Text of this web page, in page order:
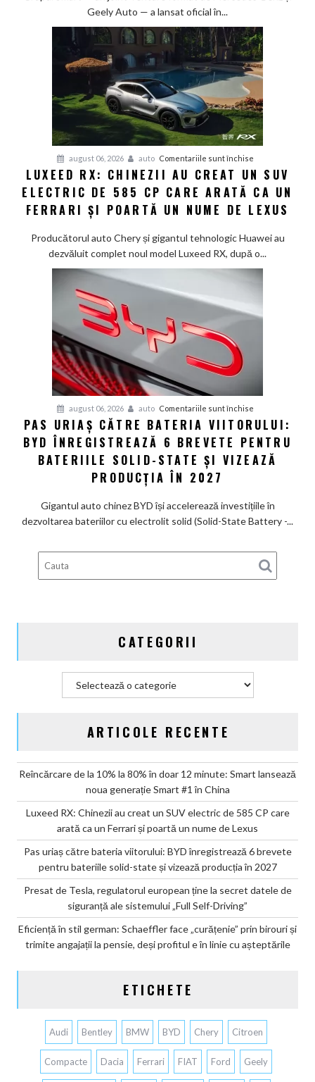
doar
12
minute:
lansează
noua
generație
Smart
în
China
Geely Auto — a lansat oficial în...
august 06, 2026 auto Comentariile sunt închise
Luxeed
RX:
Chinezii
creat
un
585
și
poartă
nume
LUXEED RX: CHINEZII AU CREAT UN SUV
ELECTRIC DE 585 CP CARE ARATĂ CA UN
FERRARI ȘI POARTĂ UN NUME DE LEXUS
Producătorul auto Chery și gigantul tehnologic Huawei au
dezvăluit complet noul model Luxeed RX, după o...
august 06, 2026 auto Comentariile sunt închise
uriaș
către
BYD
pentru
bateriile
în
PAS URIAȘ CĂTRE BATERIA VIITORULUI:
BYD ÎNREGISTREAZĂ 6 BREVETE PENTRU
BATERIILE SOLID-STATE ȘI VIZEAZĂ
PRODUCȚIA ÎN 2027
Gigantul auto chinez BYD își accelerează investițiile în
dezvoltarea bateriilor cu electrolit solid (Solid-State Battery -...
CATEGORII
ARTICOLE RECENTE
Reîncărcare de la 10% la 80% în doar 12 minute: Smart lansează
noua generație Smart #1 în China
Luxeed RX: Chinezii au creat un SUV electric de 585 CP care
arată ca un Ferrari și poartă un nume de Lexus
Pas uriaș către bateria viitorului: BYD înregistrează 6 brevete
pentru bateriile solid-state și vizează producția în 2027
Presat de Tesla, regulatorul european ține la secret datele de
siguranță ale sistemului „Full Self-Driving”
Eficiență în stil german: Schaeffler face „curățenie” prin birouri și
trimite angajații la pensie, deși profitul e în linie cu așteptările
ETICHETE
Audi Bentley BMW BYD Chery Citroen
Compacte Dacia Ferrari FIAT Ford Geely